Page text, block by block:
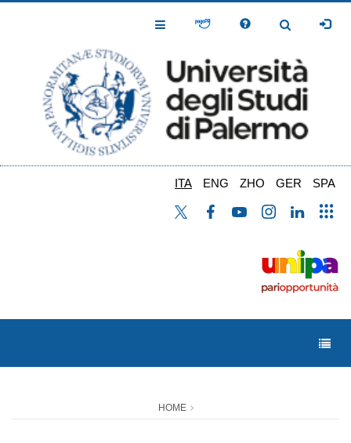
Toggle
Toggle
ITA ENG ZHO GER SPA
HOME